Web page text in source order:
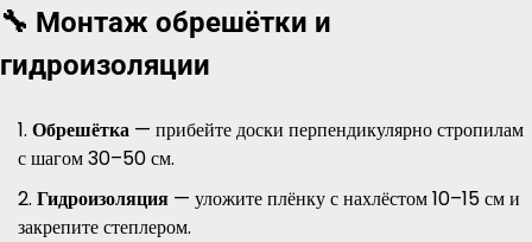
🔧 Монтаж обрешётки и
гидроизоляции
Обрешётка — прибейте доски перпендикулярно стропилам
с шагом 30–50 см.
Гидроизоляция — уложите плёнку с нахлёстом 10–15 см и
закрепите степлером.